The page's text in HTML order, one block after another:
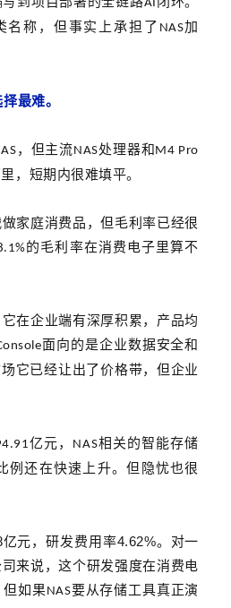
AI
名称，但事实上承担了 NAS加
最难。
，但主流NAS处理器和 M4 Pro
，短期内很难填平。
家庭消费品，但毛利率已经很
的毛利率在消费电子里算不
在企业端有深厚积累，产品均
面向的是企业数据安全和
它已经让出了价格带，但企业
亿元， NAS相关的智能存储
例还在快速上升。但隐忧也很
亿元，研发费用率4.62%。对一
来说，这个研发强度在消费电
如果 NAS要从存储工具真正演